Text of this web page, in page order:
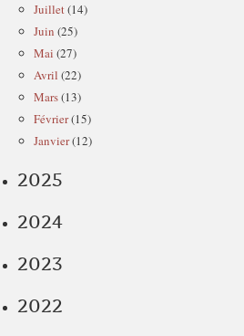
Juillet(14)
Juin (25)
Mai (27)
Avril (22)
Mars(13)
Février(15)
Janvier(12)
2025
2024
2023
2022